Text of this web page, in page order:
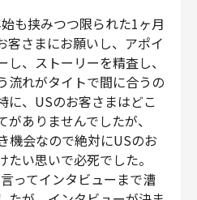
も挟みつつ限られた1ヶ月
客さまにお願いし、アポイ
、ストーリーを精査し、
流れがタイトで間に合うの
に、USのお客さまはどこ
ありませんでしたが、
機会なので絶対にUSのお
い思いで必死でした。
ってインタビューまで漕